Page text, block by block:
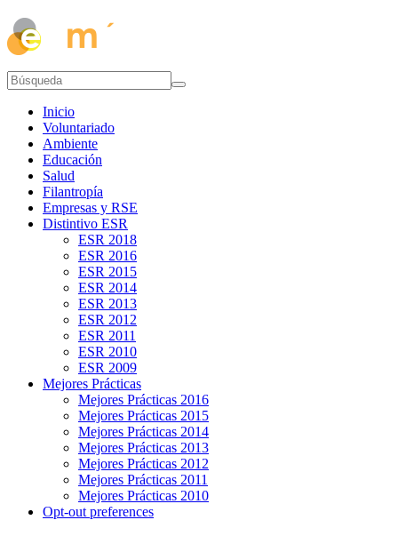
Inicio
Voluntariado
Ambiente
Educación
Salud
Filantropía
Empresas y RSE
Distintivo ESR
ESR 2018
ESR 2016
ESR 2015
ESR 2014
ESR 2013
ESR 2012
ESR 2011
ESR 2010
ESR 2009
Mejores Prácticas
Mejores Prácticas 2016
Mejores Prácticas 2015
Mejores Prácticas 2014
Mejores Prácticas 2013
Mejores Prácticas 2012
Mejores Prácticas 2011
Mejores Prácticas 2010
Opt-out preferences